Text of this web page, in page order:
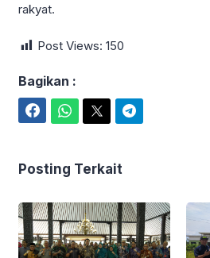
rakyat.
Post Views: 150
Bagikan :
Posting Terkait